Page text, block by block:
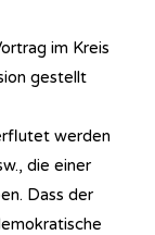
im Kreis
gestellt
werden
die einer
Dass der